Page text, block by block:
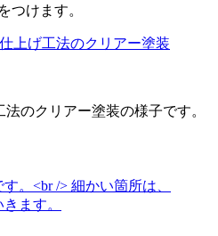
つけます。
のクリアー塗装の様子です。